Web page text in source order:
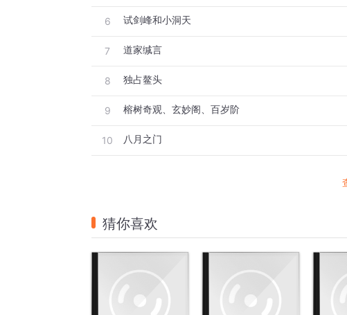
6 试剑峰和小洞天
7 道家缄言
8 独占鳌头
9 榕树奇观、玄妙阁、百岁阶
10 八月之门
猜你喜欢